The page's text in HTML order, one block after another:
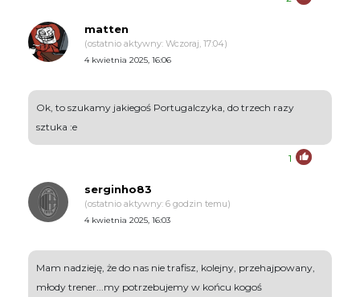
matten
(ostatnio aktywny: Wczoraj, 17:04)
4 kwietnia 2025, 16:06
Ok, to szukamy jakiegoś Portugalczyka, do trzech razy
sztuka :e
1
serginho83
(ostatnio aktywny: 6 godzin temu)
4 kwietnia 2025, 16:03
Mam nadzieję, że do nas nie trafisz, kolejny, przehajpowany,
młody trener...my potrzebujemy w końcu kogoś